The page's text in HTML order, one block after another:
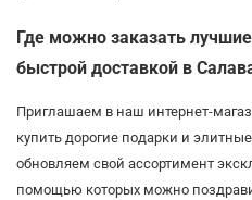
Где можно заказать
быстрой доставкой в
Приглашаем в наш интернет-
купить дорогие подарки и
обновляем свой ассортимент
помощью которых можно